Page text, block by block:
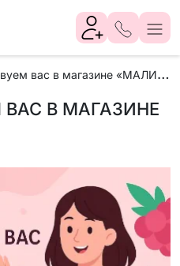
П
риветствуем вас в магазине «МАЛИНА»!
ВАС В МАГАЗИНЕ